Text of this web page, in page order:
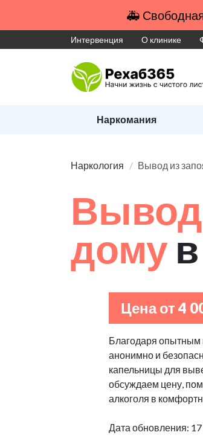
🚑
Интервенция О клинике
Наркомания
Наркология Вывод из
Вывод
дому
Цена от 4
Благодаря опытным
анонимно и
капельницы для
обсуждаем цену,
алкоголя в
Дата обновления: